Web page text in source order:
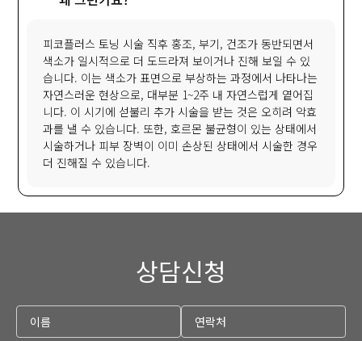
피코플러스 토닝 시술 직후 홍조, 부기, 건조가 동반되면서
색소가 일시적으로 더 도드라져 보이거나 진해 보일 수 있
습니다. 이는 색소가 표면으로 부상하는 과정에서 나타나는
자연스러운 현상으로, 대부분 1~2주 내 자연스럽게 옅어집
니다. 이 시기에 섣불리 추가 시술을 받는 것은 오히려 악효
과를 낼 수 있습니다. 또한, 호르몬 불균형이 있는 상태에서
시술하거나 피부 장벽이 이미 손상된 상태에서 시술한 경우
더 진해질 수 있습니다.
상담신청